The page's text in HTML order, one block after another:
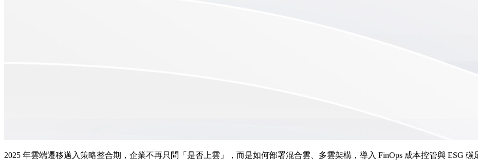
2025 年雲端遷移邁入策略整合期，企業不再只問「是否上雲」，而是如何部署混合雲、多雲架構，導入 FinOps 成本控管與 ESG 碳